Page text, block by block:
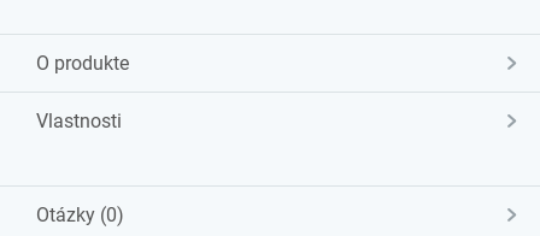
O produkte
Vlastnosti
Otázky (0)